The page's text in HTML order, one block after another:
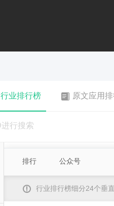
行业排行榜 原文应用
排行 公众号
行业排行榜细分24个垂